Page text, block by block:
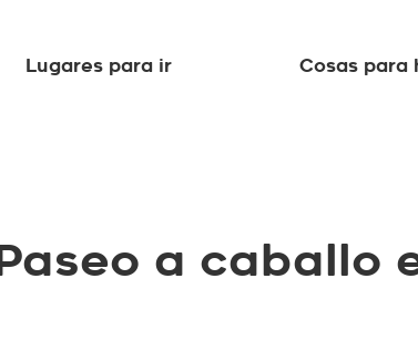
Lugares para ir Cosas para
a caballo